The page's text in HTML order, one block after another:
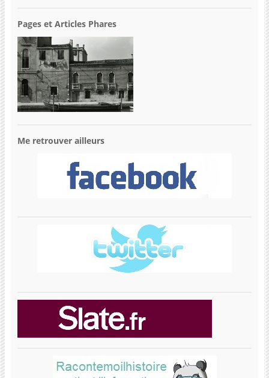
Pages et Articles Phares
Me retrouver ailleurs